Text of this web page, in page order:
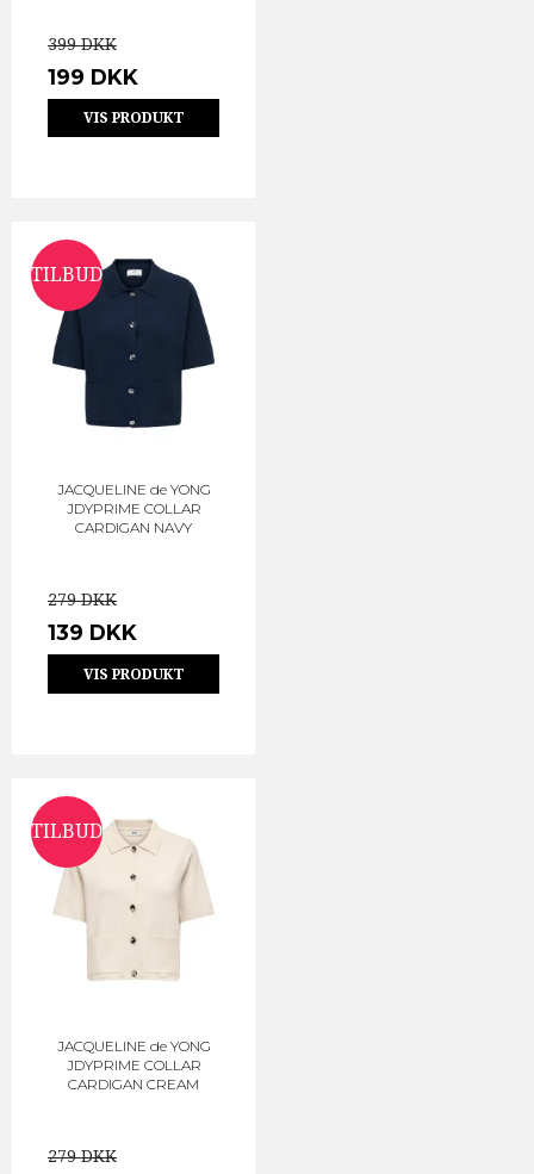
399 DKK
199 DKK
VIS PRODUKT
TILBUD
JACQUELINE de YONG
JDYPRIME COLLAR
CARDIGAN NAVY
279 DKK
139 DKK
VIS PRODUKT
TILBUD
JACQUELINE de YONG
JDYPRIME COLLAR
CARDIGAN CREAM
279 DKK